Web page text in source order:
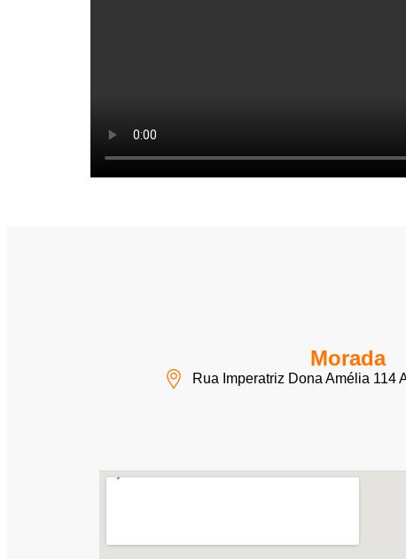
Morada
Rua Imperatriz Dona Amélia 114